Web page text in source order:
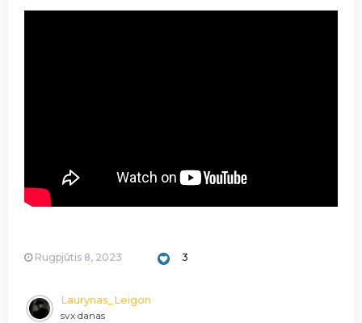
Rugpjūtis 8, 2023 3
Laurynas_Leigon
svx danas